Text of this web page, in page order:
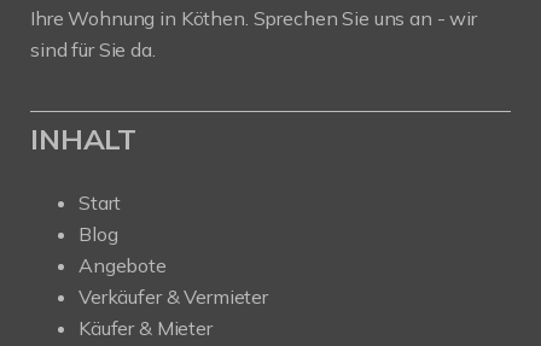
Ihre Wohnung in Köthen. Sprechen Sie uns an - wir
sind für Sie da.
INHALT
Start
Blog
Angebote
Verkäufer & Vermieter
Käufer & Mieter